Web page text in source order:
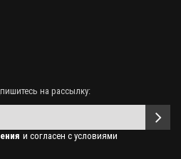
на рассылку:
и согласен с условиями